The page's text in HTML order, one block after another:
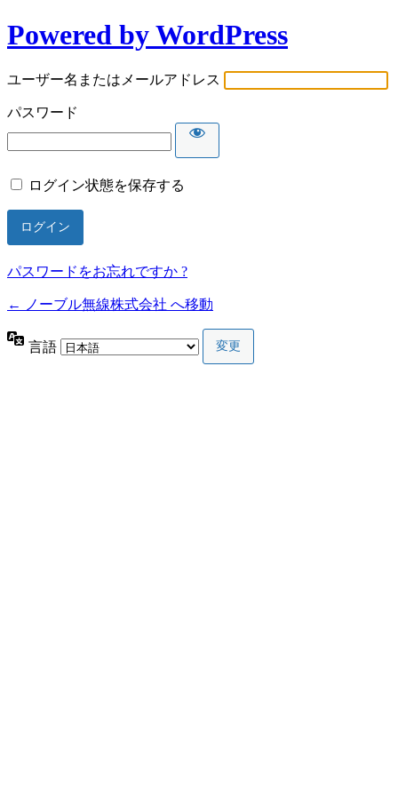
Powered by WordPress
ユーザー名またはメールアドレス
パスワード
ログイン状態を保存する
パスワードをお忘れですか ?
← ノーブル無線株式会社 へ移動
言語